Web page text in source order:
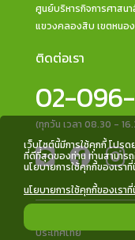
ศูนย์บริหารกิจการศาสน
แขวงคลองสิบ เขตหนอ
ติดต่อเรา
02-
(ทุกวัน เวลา 08.30 -
สงวนลิขสิทธิ์ © 2559 ส
ประเทศไทย
เว็บไซต์นี้มีการใช้คุกกี้ โปร
ที่ดีที่สุดของท่าน ท่านสามาร
นโยบายการใช้คุกกี้ของเรา
นโยบายการใช้คุกกี้ของเรา